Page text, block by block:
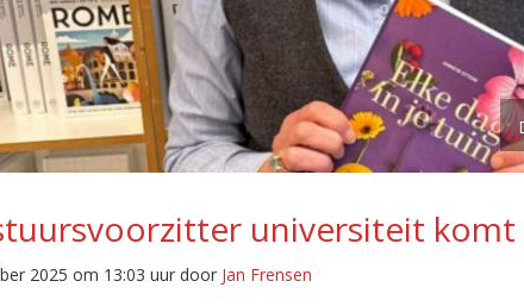
universiteit
2025 om 13:03 uur door Jan Frensen